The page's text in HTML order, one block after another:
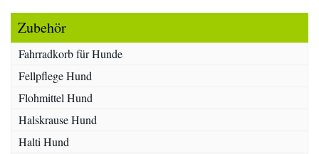
Zubehör
Fahrradkorb für Hunde
Fellpflege Hund
Flohmittel Hund
Halskrause Hund
Halti Hund